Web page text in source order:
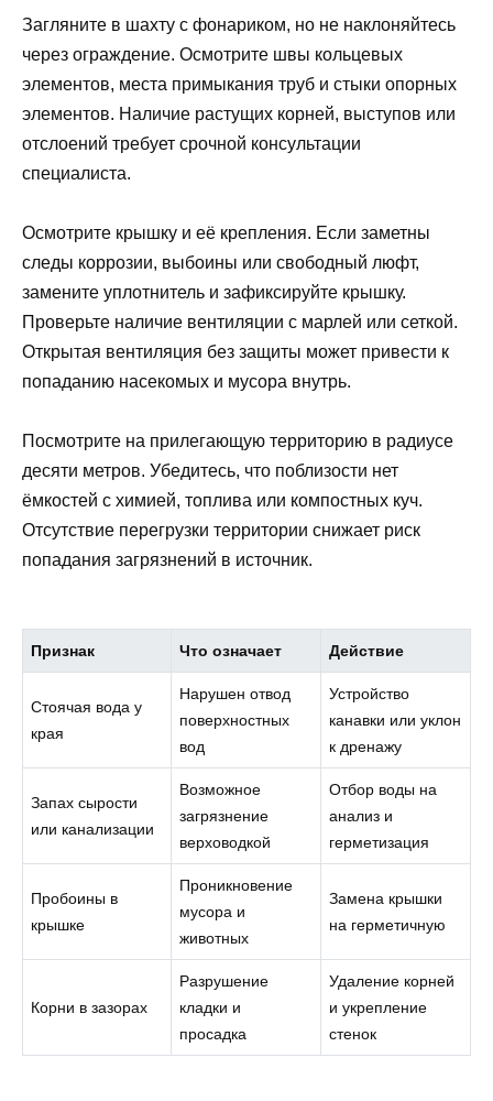
Загляните в шахту с фонариком, но не наклоняйтесь
через ограждение. Осмотрите швы кольцевых
элементов, места примыкания труб и стыки опорных
элементов. Наличие растущих корней, выступов или
отслоений требует срочной консультации
специалиста.
Осмотрите крышку и её крепления. Если заметны
следы коррозии, выбоины или свободный люфт,
замените уплотнитель и зафиксируйте крышку.
Проверьте наличие вентиляции с марлей или сеткой.
Открытая вентиляция без защиты может привести к
попаданию насекомых и мусора внутрь.
Посмотрите на прилегающую территорию в радиусе
десяти метров. Убедитесь, что поблизости нет
ёмкостей с химией, топлива или компостных куч.
Отсутствие перегрузки территории снижает риск
попадания загрязнений в источник.
Признак Что означает Действие
Стоячая вода у
края
Нарушен отвод
поверхностных
вод
Устройство
канавки или уклон
к дренажу
Запах сырости
или канализации
Возможное
загрязнение
верховодкой
Отбор воды на
анализ и
герметизация
Пробоины в
крышке
Проникновение
мусора и
животных
Замена крышки
на герметичную
Корни в зазорах
Разрушение
кладки и
просадка
Удаление корней
и укрепление
стенок